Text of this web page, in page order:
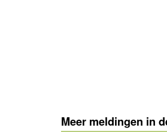
Meer meldingen in